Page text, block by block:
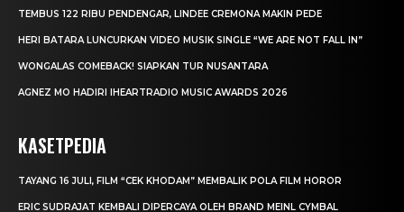
TEMBUS 122 RIBU PENDENGAR, LINDEE CREMONA MAKIN PEDE
HERI BATARA LUNCURKAN VIDEO MUSIK SINGLE “WE ARE NOT FALL IN”
WONGALAS COMEBACK! SIAPKAN TUR NUSANTARA
AGNEZ MO HADIRI IHEARTRADIO MUSIC AWARDS 2026
KASETPEDIA
TAYANG 16 JULI, FILM “CEK KHODAM” MEMBALIK POLA FILM HOROR
ERIC SUDRAJAT KEMBALI DIPERCAYA OLEH BRAND MEINL CYMBAL